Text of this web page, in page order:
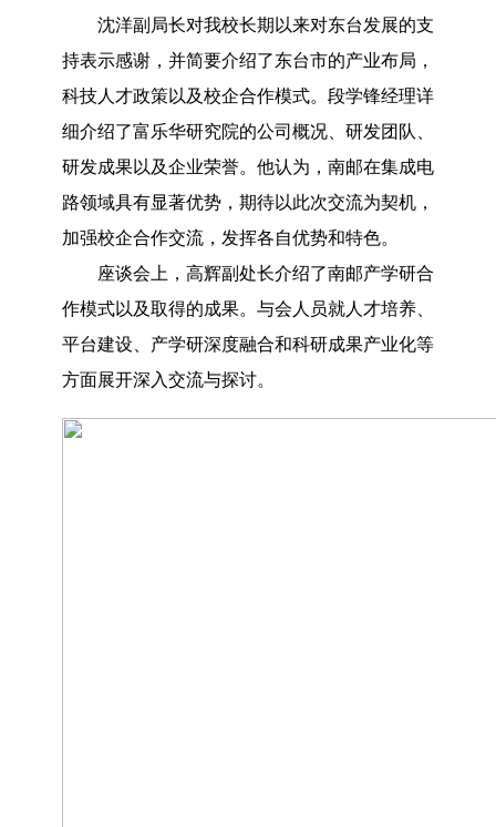
沈洋副局长对我校长期以来对东台发展的支
持表示感谢，并简要介绍了东台市的产业布局，
科技人才政策以及校企合作模式。段学锋经理详
细介绍了富乐华研究院的公司概况、研发团队、
研发成果以及企业荣誉。他认为，南邮在集成电
路领域具有显著优势，期待以此次交流为契机，
加强校企合作交流，发挥各自优势和特色。
座谈会上，高辉副处长介绍了南邮产学研合
作模式以及取得的成果。与会人员就人才培养、
平台建设、产学研深度融合和科研成果产业化等
方面展开深入交流与探讨。